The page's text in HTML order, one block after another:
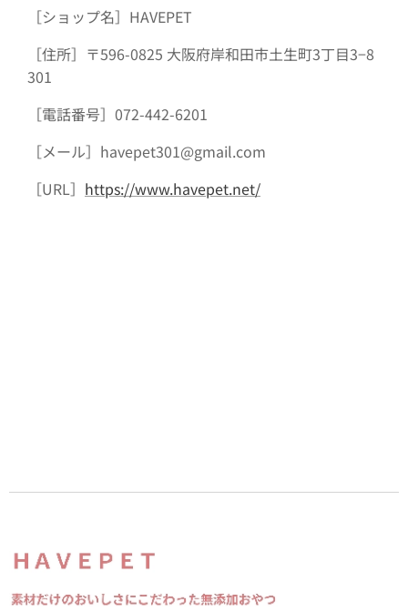
［ショップ名］HAVEPET
［住所］〒596-0825 大阪府岸和田市土生町3丁目3−8
301
［電話番号］072-442-6201
［メール］havepet301@gmail.com
［URL］ https://www.havepet.net/